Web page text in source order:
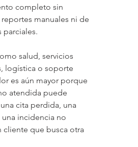
completo sin
manuales ni de
parciales.
salud, servicios
logística o soporte
es aún mayor porque
atendida puede
cita perdida, una
incidencia no
cliente que busca otra